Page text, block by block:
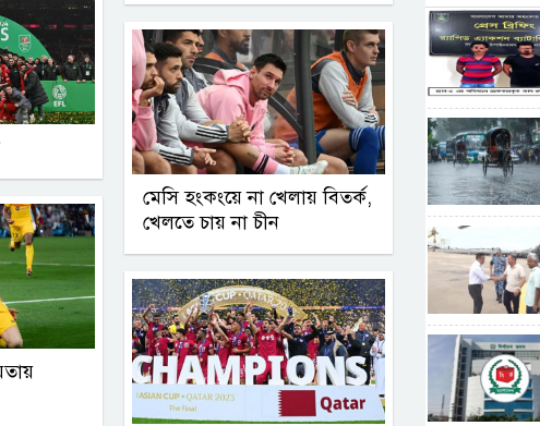
মেসি হংকংয়ে না খেলায় বিতর্ক,
খেলতে চায় না চীন